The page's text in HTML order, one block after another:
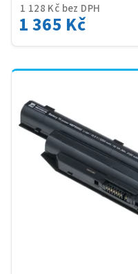
1 128 Kč bez DPH
1 365 Kč